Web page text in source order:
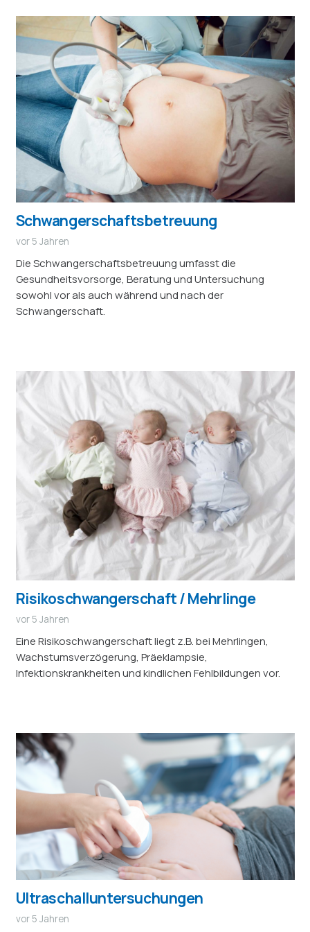
Schwangerschaftsbetreuung
vor 5 Jahren
Die Schwangerschaftsbetreuung umfasst die
Gesundheitsvorsorge, Beratung und Untersuchung
sowohl vor als auch während und nach der
Schwangerschaft.
Risikoschwangerschaft / Mehrlinge
vor 5 Jahren
Eine Risikoschwangerschaft liegt z.B. bei Mehrlingen,
Wachstumsverzögerung, Präeklampsie,
Infektionskrankheiten und kindlichen Fehlbildungen vor.
Ultraschalluntersuchungen
vor 5 Jahren